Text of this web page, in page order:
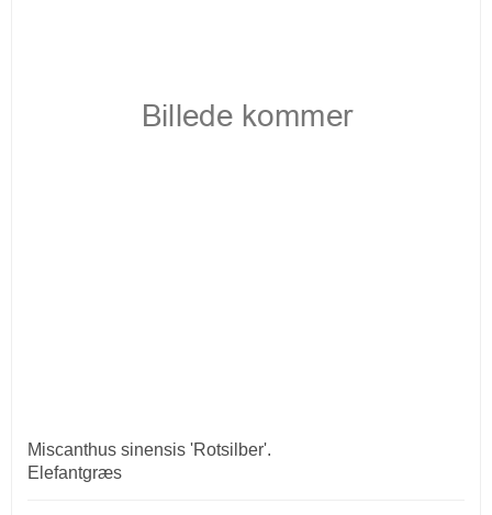
Miscanthus sinensis 'Rotsilber'.
Elefantgræs